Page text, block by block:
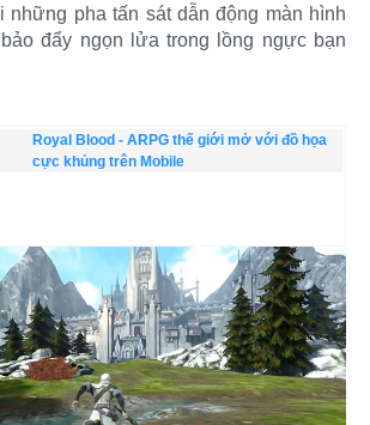
pha tấn sát dẫn động màn hình
đẩy ngọn lửa trong lồng ngực bạn
Royal Blood - ARPG thế giới mở với đồ họa
cực khủng trên Mobile